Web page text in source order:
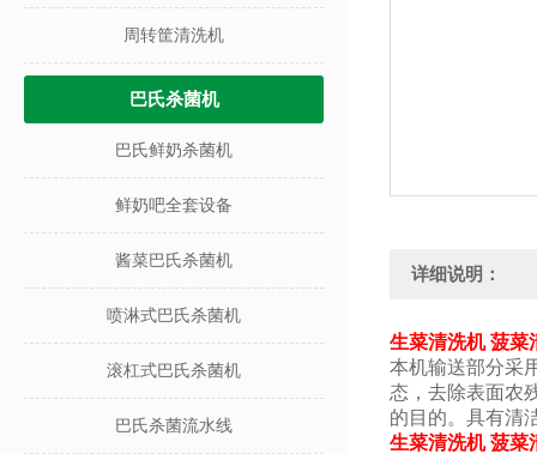
周转筐清洗机
巴氏杀菌机
巴氏鲜奶杀菌机
鲜奶吧全套设备
酱菜巴氏杀菌机
喷淋式巴氏杀菌机
滚杠式巴氏杀菌机
巴氏杀菌流水线
详细说明：
生菜清洗机 菠
本机输送部分采
态，去除表面农
的目的。具有清
生菜清洗机 菠